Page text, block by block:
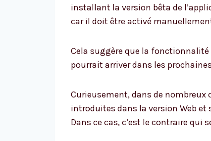
installant la version bêta de
car il doit être activé
Cela suggère que la
pourrait arriver dans les
Curieusement, dans de nombreux
introduites dans la version Web
Dans ce cas, c’est le contraire qui